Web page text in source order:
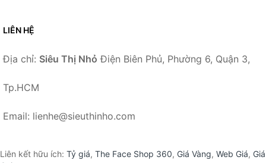
LIÊN HỆ
Địa chỉ: Siêu Thị Nhỏ Điện Biên Phủ, Phường 6, Quận 3,
Tp.HCM
Email: lienhe@sieuthinho.com
Liên kết hữu ích: Tỷ giá, The Face Shop 360, Giá Vàng, Web Giá, Giá